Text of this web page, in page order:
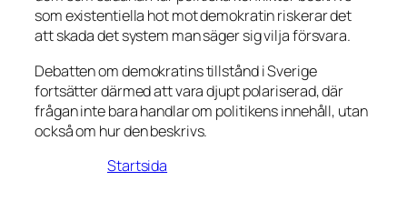
som existentiella hot mot demokratin riskerar det
att skada det system man säger sig vilja försvara.
Debatten om demokratins tillstånd i Sverige
fortsätter därmed att vara djupt polariserad, där
frågan inte bara handlar om politikens innehåll, utan
också om hur den beskrivs.
Startsida